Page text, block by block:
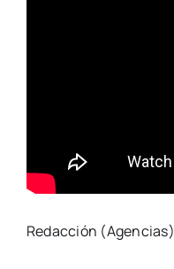
Redacción (Agencias)